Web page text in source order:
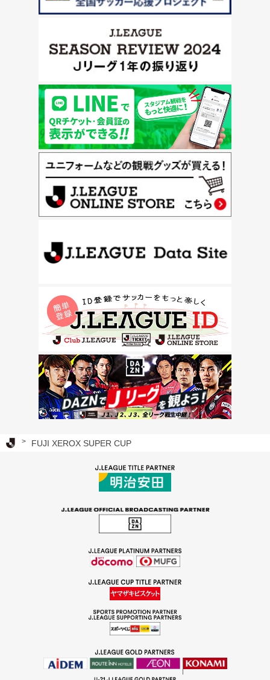
Ｊリーグ TOP
FUJI XEROX SUPER CUP